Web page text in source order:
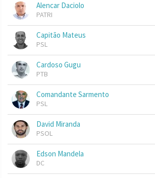
Alencar Daciolo
PATRI
Capitão Mateus
PSL
Cardoso Gugu
PTB
Comandante Sarmento
PSL
David Miranda
PSOL
Edson Mandela
DC